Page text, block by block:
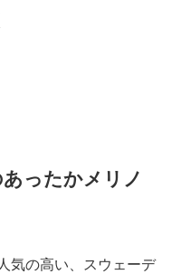
ったかメリノ
気の高い、スウェーデ